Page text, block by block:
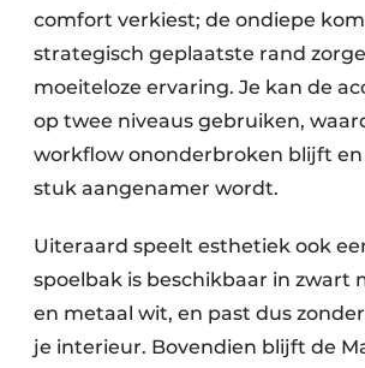
comfort verkiest; de ondiepe
strategisch geplaatste rand
moeiteloze ervaring. Je kan de
op twee niveaus gebruiken,
workflow ononderbroken blijft en
stuk aangenamer wordt.
Uiteraard speelt esthetiek ook
spoelbak is beschikbaar in zwart
en metaal wit, en past dus
je interieur. Bovendien blijft de